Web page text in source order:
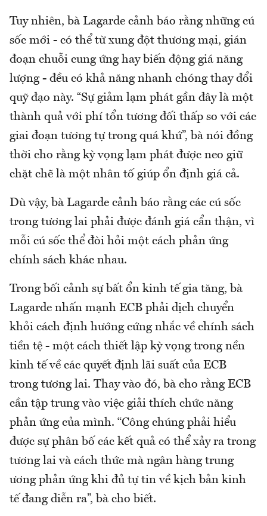
Tuy nhiên, bà Lagarde cảnh báo rằng những cú
sốc mới - có thể từ xung đột thương mại, gián
đoạn chuỗi cung ứng hay biến động giá năng
lượng - đều có khả năng nhanh chóng thay đổi
quỹ đạo này. “Sự giảm lạm phát gần đây là một
thành quả với phí tổn tương đối thấp so với các
giai đoạn tương tự trong quá khứ”, bà nói đồng
thời cho rằng kỳ vọng lạm phát được neo giữ
chặt chẽ là một nhân tố giúp ổn định giá cả.
Dù vậy, bà Lagarde cảnh báo rằng các cú sốc
trong tương lai phải được đánh giá cẩn thận, vì
mỗi cú sốc thể đòi hỏi một cách phản ứng
chính sách khác nhau.
Trong bối cảnh sự bất ổn kinh tế gia tăng, bà
Lagarde nhấn mạnh ECB phải dịch chuyển
khỏi cách định hướng cứng nhắc về chính sách
tiền tệ - một cách thiết lập kỳ vọng trong nền
kinh tế về các quyết định lãi suất của ECB
trong tương lai. Thay vào đó, bà cho rằng ECB
cần tập trung vào việc giải thích chức năng
phản ứng của mình. “Công chúng phải hiểu
được sự phân bố các kết quả có thể xảy ra trong
tương lai và cách thức mà ngân hàng trung
ương phản ứng khi đủ tự tin về kịch bản kinh
tế đang diễn ra”, bà cho biết.